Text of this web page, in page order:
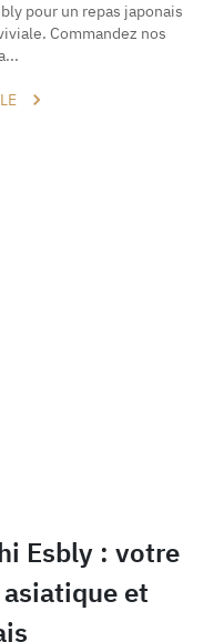
pour un repas japonais
Commandez nos
Esbly : votre
et